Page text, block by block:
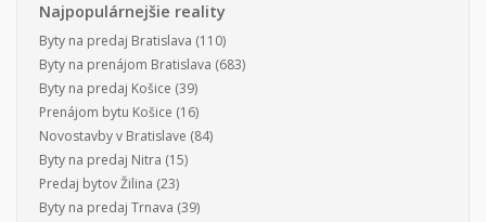
Najpopulárnejšie reality
Byty na predaj Bratislava (110)
Byty na prenájom Bratislava (683)
Byty na predaj Košice (39)
Prenájom bytu Košice (16)
Novostavby v Bratislave (84)
Byty na predaj Nitra (15)
Predaj bytov Žilina (23)
Byty na predaj Trnava (39)